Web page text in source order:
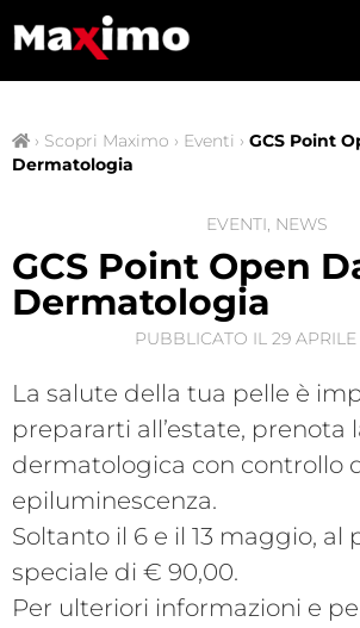
› Scopri Maximo › Eventi › GCS Point
Dermatologia
EVENTI, NEWS
GCS Point Open
Dermatologia
PUBBLICATO IL 29
La salute della tua pelle è
prepararti all’estate, prenota
dermatologica con controllo
epiluminescenza.
Soltanto il 6 e il 13 maggio, al
speciale di € 90,00.
Per ulteriori informazioni e